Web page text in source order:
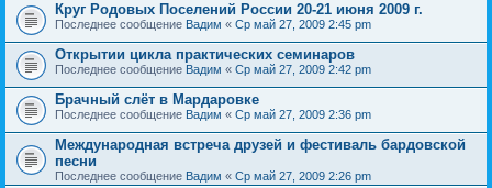
Круг Родовых Поселений России 20-21 июня 2009 г.
Последнее сообщение Вадим « Ср май 27, 2009 2:45 pm
Открытии цикла практических семинаров
Последнее сообщение Вадим « Ср май 27, 2009 2:42 pm
Брачный слёт в Мардаровке
Последнее сообщение Вадим « Ср май 27, 2009 2:36 pm
Международная встреча друзей и фестиваль бардовской
песни
Последнее сообщение Вадим « Ср май 27, 2009 2:26 pm